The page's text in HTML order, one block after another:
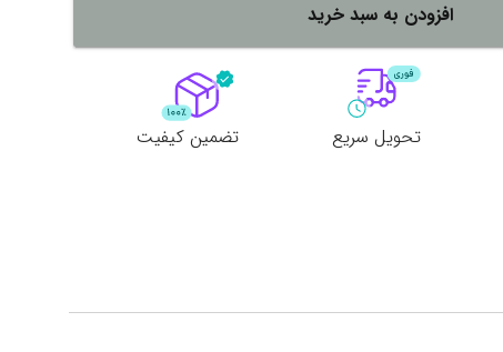
افزودن به سبد خرید
تحویل سریع تضمین کیفیت